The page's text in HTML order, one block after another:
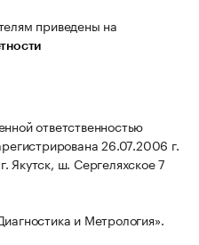
приведены на
ответственностью
26.07.2006 г.
Якутск, ш. Сергеляхское 7
и Метрология».